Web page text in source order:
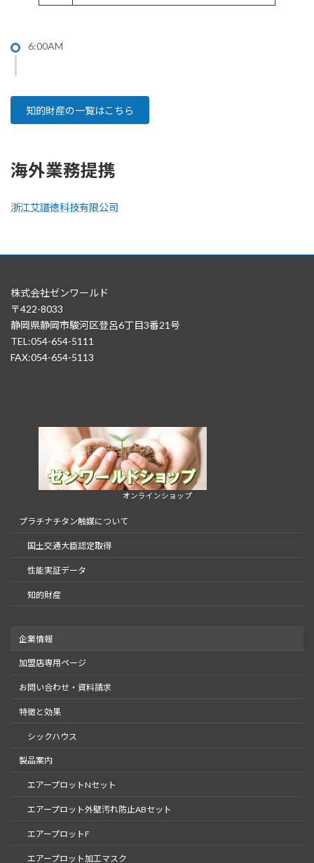
6:00AM
知的財産の一覧はこちら
海外業務提携
浙江艾譜徳科技有限公司
株式会社ゼンワールド
〒422-8033
静岡県静岡市駿河区登呂6丁目3番21号
TEL:054-654-5111
FAX:054-654-5113
オンラインショップ
プラチナチタン触媒について
国土交通大臣認定取得
性能実証データ
知的財産
企業情報
加盟店専用ページ
お問い合わせ・資料請求
特徴と効果
シックハウス
製品案内
​エアープロットNセット​
​エアープロット外壁汚れ防止ABセット
エアープロットF
エアープロット加工マスク